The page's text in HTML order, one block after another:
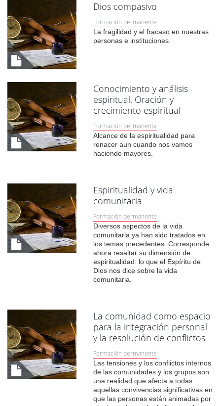
Dios compasivo
Formación permanente
La fragilidad y el fracaso en nuestras
personas e instituciones.
Conocimiento y análisis
espiritual. Oración y
crecimiento espiritual
Formación permanente
Alcance de la espiritualidad para
renacer aun cuando nos vamos
haciendo mayores.
Espiritualidad y vida
comunitaria
Formación permanente
Diversos aspectos de la vida
comunitaria ya han sido tratados en
los temas precedentes. Corresponde
ahora resaltar su dimensión de
espiritualidad: lo que el Espíritu de
Dios nos dice sobre la vida
comunitaria.
La comunidad como espacio
para la integración personal
y la resolución de conflictos
Formación permanente
Las tensiones y los conflictos internos
de las comunidades y los grupos son
una realidad que afecta a todas
aquellas convivencias significativas en
que las personas están animadas por